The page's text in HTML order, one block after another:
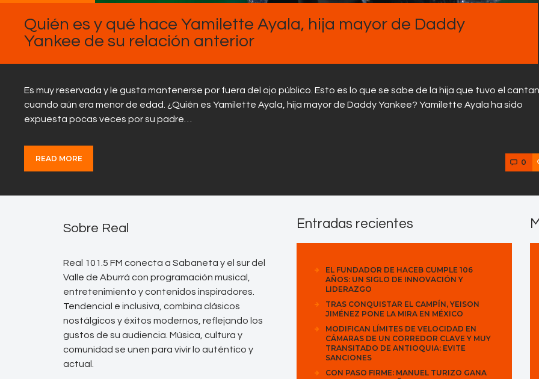
Quién es y qué hace Yamilette Ayala, hija mayor de Daddy
Yankee de su relación anterior
Es muy reservada y le gusta mantenerse por fuera del ojo público. Esto es lo que se sabe de la hija que tuvo el
cuando aún era menor de edad. ¿Quién es Yamilette Ayala, hija mayor de Daddy Yankee? Yamilette Ayala ha sido
expuesta pocas veces por su padre…
READ MORE 0
Sobre Real
Real 101.5 FM conecta a Sabaneta y el sur del
Valle de Aburrá con programación musical,
entretenimiento y contenidos inspiradores.
Tendencial e inclusiva, combina clásicos
nostálgicos y éxitos modernos, reflejando los
gustos de su audiencia. Música, cultura y
comunidad se unen para vivir lo auténtico y
actual.
Entradas recientes
EL FUNDADOR DE HACEB CUMPLE 106
AÑOS: UN SIGLO DE INNOVACIÓN Y
LIDERAZGO
TRAS CONQUISTAR EL CAMPÍN, YEISON
JIMÉNEZ PONE LA MIRA EN MÉXICO
MODIFICAN LÍMITES DE VELOCIDAD EN
CÁMARAS DE UN CORREDOR CLAVE Y MUY
TRANSITADO DE ANTIOQUIA: EVITE
SANCIONES
CON PASO FIRME: MANUEL TURIZO GANA